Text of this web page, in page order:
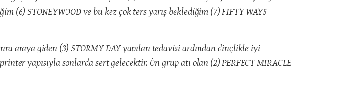
(6) STONEYWOOD ve bu kez çok ters yarış beklediğim (7) FIFTY WAYS
araya giden (3) STORMY DAY yapılan tedavisi ardından dinçlikle iyi
yapısıyla sonlarda sert gelecektir. Ön grup atı olan (2) PERFECT MIRACLE